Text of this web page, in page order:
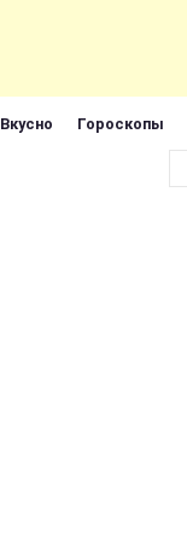
Вкусно Гороскопы